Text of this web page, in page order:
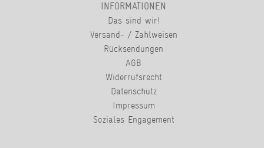
INFORMATIONEN
Das sind wir!
Versand- / Zahlweisen
Rücksendungen
AGB
Widerrufsrecht
Datenschutz
Impressum
Soziales Engagement